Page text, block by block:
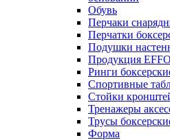
Обувь
Перчаки
Перчатки
Подушки
Продукция
Ринги
Спортивные
Стойки
Тренажеры
Трусы
Форма